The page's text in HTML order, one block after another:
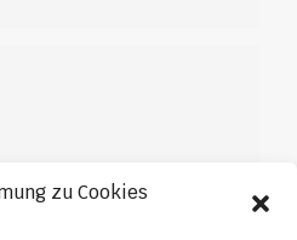
zu Cookies